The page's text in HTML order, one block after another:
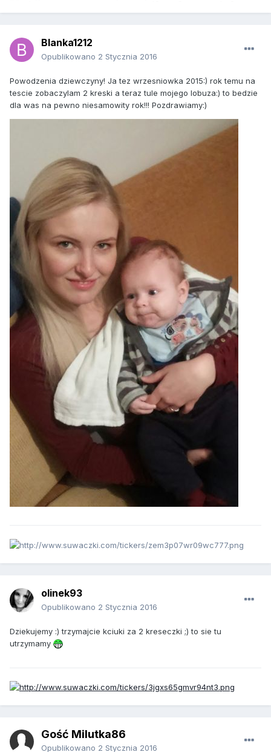
Blanka1212
Opublikowano 2 Stycznia 2016
Powodzenia dziewczyny! Ja tez wrzesniowka 2015:) rok temu na
tescie zobaczylam 2 kreski a teraz tule mojego lobuza:) to bedzie
dla was na pewno niesamowity rok!!! Pozdrawiamy:)
olinek93
Opublikowano 2 Stycznia 2016
Dziekujemy :) trzymajcie kciuki za 2 kreseczki ;) to sie tu
utrzymamy
Gość Milutka86
Opublikowano 2 Stycznia 2016